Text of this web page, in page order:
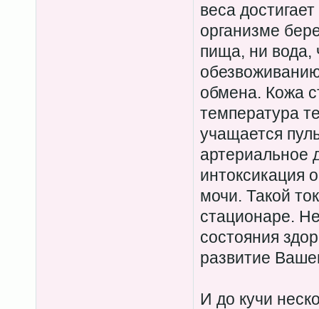
веса
организме
пища, ни вода,
обмена. Кожа
температура
учащается
артериальное
интоксикация
мочи. Такой
стационаре.
состояния
развитие
И до кучи